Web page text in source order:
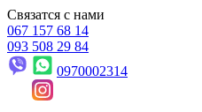
Связатся с нами
067 157 68 14
093 508 29 84
0970002314